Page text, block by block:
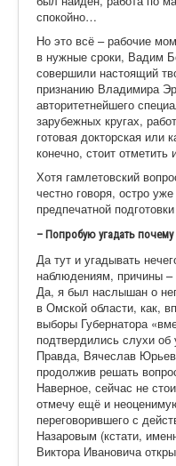
спокойно…
Но это всё – рабочие
в нужные сроки, Вадим
совершили настоящий
признанию Владимира
авторитетнейшего
зарубежных кругах,
готовая докторская или
конечно, стоит
Хотя гамлетовский
честно говоря, остро
предпечатной
– Попробую угадать
Да тут и угадывать
наблюдениям, причины –
Да, я был наслышан о
в Омской области, как,
выборы Губернатора
подтвердились слухи
Правда, Вячеслав
продолжив решать
Наверное, сейчас не
отмечу ещё и
переговорившего с
Назаровым (кстати,
Виктора Ивановича